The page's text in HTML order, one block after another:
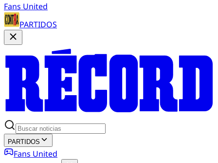
Fans United
PARTIDOS
PARTIDOS
Fans United